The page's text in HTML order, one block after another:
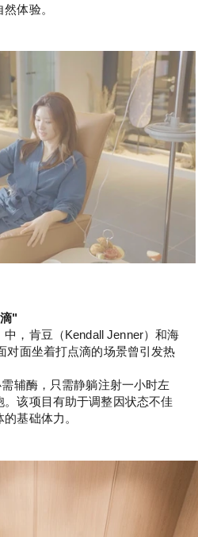
体验。
"
，肯豆（Kendall Jenner）和海
对面坐着打点滴的场景曾引发热
辅酶，只需静躺注射一小时左
该项目有助于调整因状态不佳
基础体力。